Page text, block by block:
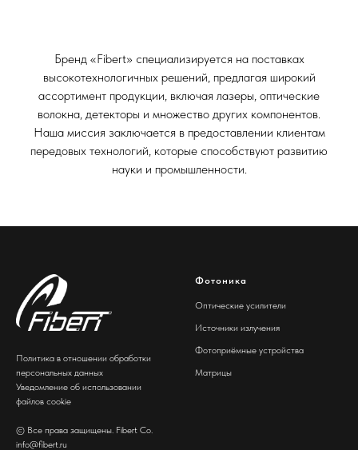
Бренд «Fibert» специализируется на поставках
высокотехнологичных решений, предлагая широкий
ассортимент продукции, включая лазеры, оптические
волокна, детекторы и множество других компонентов.
Наша миссия заключается в предоставлении клиентам
передовых технологий, которые способствуют развитию
науки и промышленности.
Политика в отношении обработки
персональных данных
Уведомление об использовании
файлов cookie
© Все права защищены. Fibert Co.
info@fibert.ru
Фотоника
Оптические усилители
Источники излучения
Фотоприёмные устройства
Матрицы